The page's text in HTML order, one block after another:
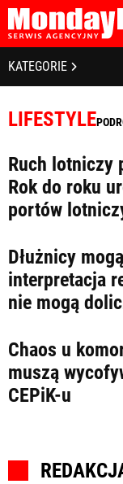
STRONA GŁÓWNA
O NAS
POLITYKA PRYWATNOŚCI
LICENCJA
KONTAKT
Zapamiętaj mnie
Zapomniałeś hasła?
zaloguj się
KATEGORIE
BIZNES I
EDUKACJA
MEDIA
ZDROWIE I
LIFESTYLE
OPINIE I
LIFESTYLE
Ruch lotniczy
Rok do roku
portów
Dłużnicy
interpretacja
nie mogą
Chaos u
muszą
CEPiK-u